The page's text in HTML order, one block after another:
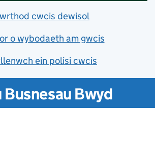
cwcis dewisol
o wybodaeth am gwcis
ein polisi cwcis
Bwyd